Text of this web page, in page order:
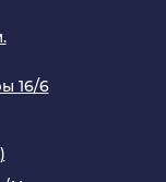
16/6